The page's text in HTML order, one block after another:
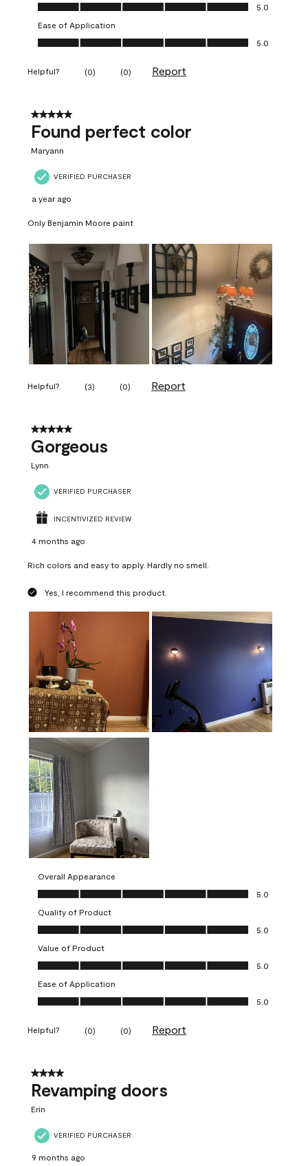
Value of Product, 5.0 out of 5
5.0
Ease of Application
Ease of Application, 5.0 out of 5
5.0
Helpful? (0) (0) Report
5 out of 5 stars.
Found perfect color
Maryann
VERIFIED PURCHASER
a year ago
Only Benjamin Moore paint
Helpful? (3) (0) Report
5 out of 5 stars.
Gorgeous
Lynn
VERIFIED PURCHASER
INCENTIVIZED REVIEW
4 months ago
Rich colors and easy to apply. Hardly no smell.
Yes, I recommend this product.
Overall Appearance
Overall Appearance, 5.0 out of 5
5.0
Quality of Product
Quality of Product, 5.0 out of 5
5.0
Value of Product
Value of Product, 5.0 out of 5
5.0
Ease of Application
Ease of Application, 5.0 out of 5
5.0
Helpful? (0) (0) Report
4 out of 5 stars.
Revamping doors
Erin
VERIFIED PURCHASER
9 months ago